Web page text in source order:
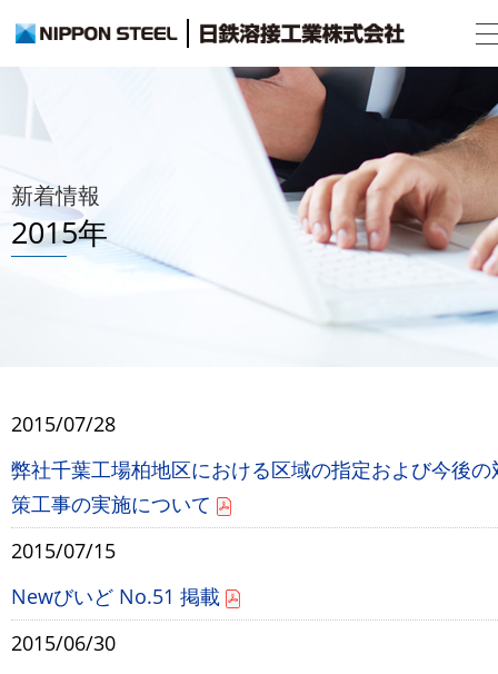
新着情報
2015年
2015/07/28
弊社千葉工場柏地区における区域の指定および今後の
策工事の実施について
2015/07/15
Newびいど No.51 掲載
2015/06/30